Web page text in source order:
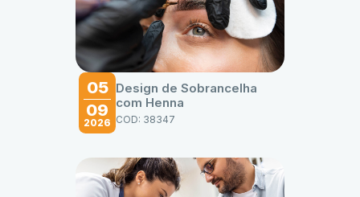
05
09
2026
Design de Sobrancelha
com Henna
COD: 38347